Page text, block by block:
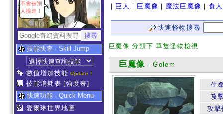
不會被別
人撿走！
技能快查 - Skill Jump
數值增加技能 Update !
技能消耗表 [強度表]
快速功能 - Quick Menu
愛爾琳世界地圖
｜ 巨人 ｜ 巨魔像 ｜ 魔法巨魔像 ｜ 食
快速怪物搜尋
巨魔像 分類下 單隻怪物檢視
巨魔像 - Golem
生
攻
攻擊